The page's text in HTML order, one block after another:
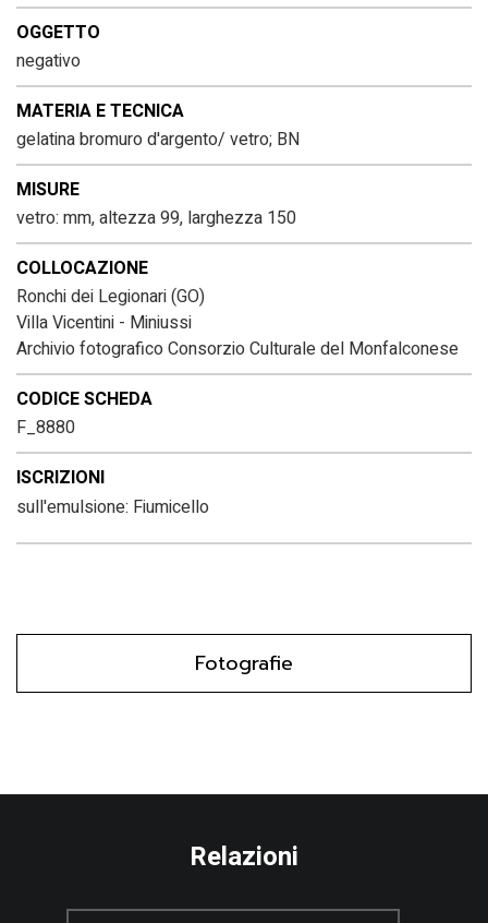
OGGETTO
negativo
MATERIA E TECNICA
gelatina bromuro d'argento/ vetro; BN
MISURE
vetro: mm, altezza 99, larghezza 150
COLLOCAZIONE
Ronchi dei Legionari (GO)
Villa Vicentini - Miniussi
Archivio fotografico Consorzio Culturale del Monfalconese
CODICE SCHEDA
F_8880
ISCRIZIONI
sull'emulsione: Fiumicello
Fotografie
Relazioni